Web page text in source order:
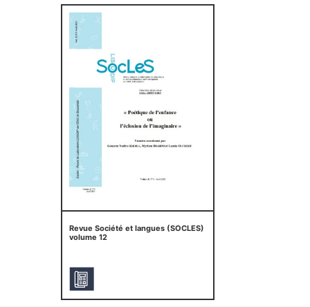
Revue Société et langues (SOCLES)
volume 12